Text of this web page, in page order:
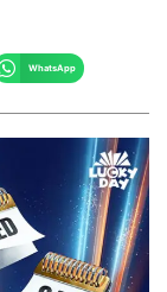
WhatsApp